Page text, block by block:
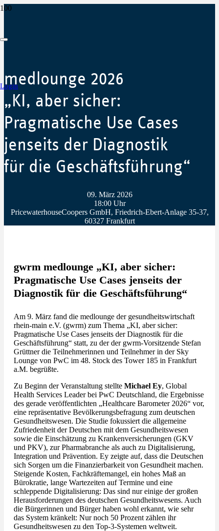
Login
medlounge 2026
„KI, aber sicher:
Pragmatische Use Cases
jenseits der Diagnostik
für die Geschäftsführung“
09. März 2026
18:00 Uhr
PricewaterhouseCoopers GmbH, Friedrich-Ebert-Anlage 35-37,
60327 Frankfurt
gwrm medlounge „KI, aber sicher:
Pragmatische Use Cases jenseits der
Diagnostik für die Geschäftsführung“
Am 9. März fand die medlounge der gesundheitswirtschaft
rhein-main e.V. (gwrm) zum Thema „KI, aber sicher:
Pragmatische Use Cases jenseits der Diagnostik für die
Geschäftsführung“ statt, zu der der gwrm-Vorsitzende Stefan
Grüttner die Teilnehmerinnen und Teilnehmer in der Sky
Lounge von PwC im 48. Stock des Tower 185 in Frankfurt
a.M. begrüßte.
Zu Beginn der Veranstaltung stellte Michael Ey, Global
Health Services Leader bei PwC Deutschland, die Ergebnisse
des gerade veröffentlichten „Healthcare Barometer 2026“ vor,
eine repräsentative Bevölkerungsbefragung zum deutschen
Gesundheitswesen. Die Studie fokussiert die allgemeine
Zufriedenheit der Deutschen mit dem Gesundheitswesen
sowie die Einschätzung zu Krankenversicherungen (GKV
und PKV), zur Pharmabranche als auch zu Digitalisierung,
Integration und Prävention. Ey zeigte auf, dass die Deutschen
sich Sorgen um die Finanzierbarkeit von Gesundheit machen.
Steigende Kosten, Fachkräftemangel, ein hohes Maß an
Bürokratie, lange Wartezeiten auf Termine und eine
schleppende Digitalisierung: Das sind nur einige der großen
Herausforderungen des deutschen Gesundheitswesens. Auch
die Bürgerinnen und Bürger haben wohl erkannt, wie sehr
das System kränkelt: Nur noch 50 Prozent zählen ihr
Gesundheitswesen zu den Top-3-Systemen weltweit.